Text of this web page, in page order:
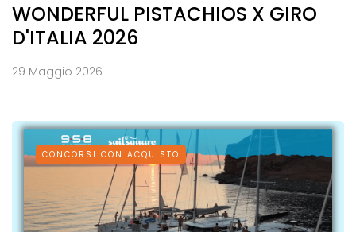
WONDERFUL PISTACHIOS X GIRO
D'ITALIA 2026
29 Maggio 2026
CONCORSI CON ACQUISTO